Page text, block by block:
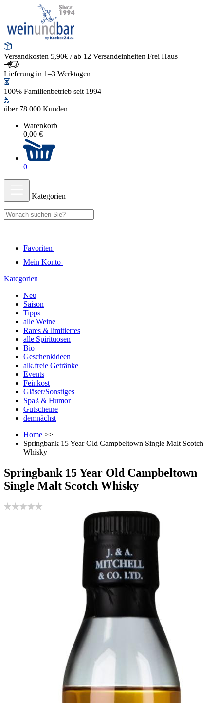
Versandkosten 5,90€ / ab 12 Versandeinheiten Frei Haus
Lieferung in 1–3 Werktagen
100% Familienbetrieb seit 1994
über 78.000 Kunden
Warenkorb
0,00 €
0
Kategorien
Favoriten
Mein Konto
Kategorien
Neu
Saison
Tipps
alle Weine
Rares & limitiertes
alle Spirituosen
Bio
Geschenkideen
alk.freie Getränke
Events
Feinkost
Gläser/Sonstiges
Spaß & Humor
Gutscheine
demnächst
Home >>
Springbank 15 Year Old Campbeltown Single Malt Scotch
Whisky
Springbank 15 Year Old Campbeltown
Single Malt Scotch Whisky